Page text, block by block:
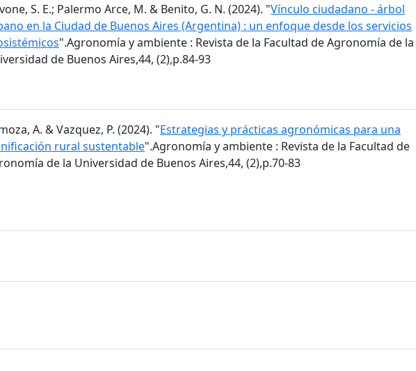
S. E.; Palermo Arce, M. & Benito, G. N. (2024). "Vínculo ciudadano - árbol
en la Ciudad de Buenos Aires (Argentina) : un enfoque desde los servicios
".Agronomía y ambiente : Revista de la Facultad de Agronomía de la
de Buenos Aires,44, (2),p.84-93
A. & Vazquez, P. (2024). "Estrategias y prácticas agronómicas para una
rural sustentable".Agronomía y ambiente : Revista de la Facultad de
de la Universidad de Buenos Aires,44, (2),p.70-83